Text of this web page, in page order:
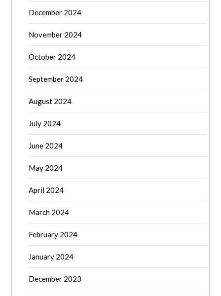
December 2024
November 2024
October 2024
September 2024
August 2024
July 2024
June 2024
May 2024
April 2024
March 2024
February 2024
January 2024
December 2023